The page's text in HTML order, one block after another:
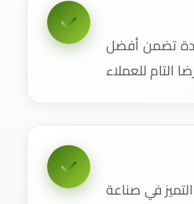
تضمن أفضل
في صناعة